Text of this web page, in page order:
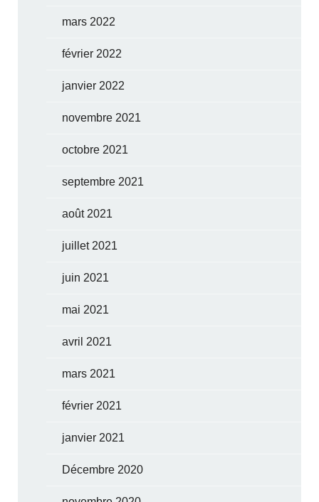
mars 2022
février 2022
janvier 2022
novembre 2021
octobre 2021
septembre 2021
août 2021
juillet 2021
juin 2021
mai 2021
avril 2021
mars 2021
février 2021
janvier 2021
Décembre 2020